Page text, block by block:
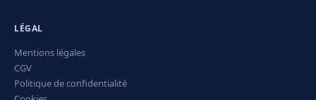
LÉGAL
Mentions légales
CGV
Politique de confidentialité